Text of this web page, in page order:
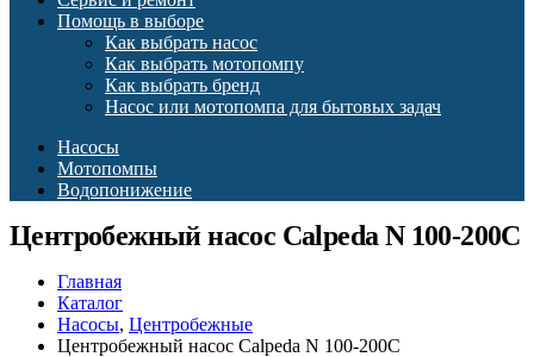
Помощь в выборе
Как выбрать насос
Как выбрать мотопомпу
Как выбрать бренд
Насос или мотопомпа для бытовых задач
Насосы
Мотопомпы
Водопонижение
Центробежный насос Calpeda N 100-200C
Главная
Каталог
Насосы, Центробежные
Центробежный насос Calpeda N 100-200C